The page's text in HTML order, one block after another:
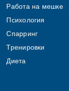
Работа на мешке
Психология
Спарринг
Тренировки
Диета